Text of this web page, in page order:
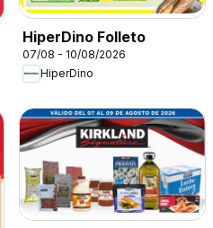
HiperDino Folleto
07/08 - 10/08/2026
HiperDino